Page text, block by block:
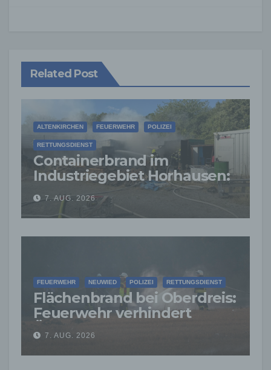
Related Post
ALTENKIRCHEN FEUERWEHR POLIZEI
RETTUNGSDIENST
Containerbrand im
Industriegebiet Horhausen:
Feuerwehr verhindert
weitere Ausbreitung
7. AUG. 2026
FEUERWEHR NEUWIED POLIZEI RETTUNGSDIENST
Flächenbrand bei Oberdreis:
Feuerwehr verhindert
Übergreifen auf Waldgebiet
7. AUG. 2026